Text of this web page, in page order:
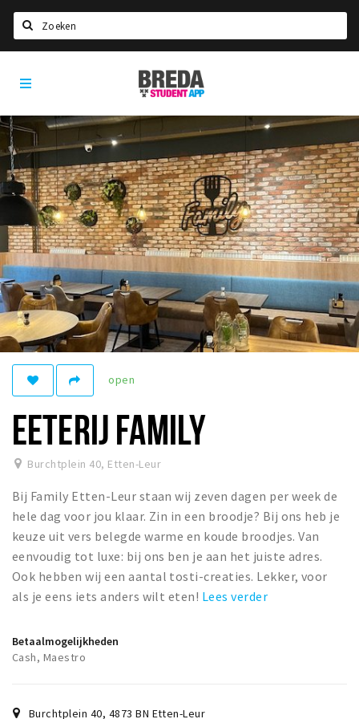
HOME
STUDEREN
Voel je thuis in Breda | GoodMood
Welkom in Breda
Studentenverenigingen
Studentenraad
Studentenroutes
New in town? Check FAQ!
WONEN
Woonruimte
Inschrijven gemeente
Zorgverzekering
Huisarts en eerste hulp
Q&A
KORTING
Breda Student Shop
Draai aan het rad!
VRIJE TIJD
Nieuws
Bezienswaardigheden
Breda
Student
open
EETERIJ FAMILY
Burchtplein 40, Etten-Leur
Bij Family Etten-Leur staan wij zeven dagen per week de
hele dag voor jou klaar. Zin in een broodje? Bij ons heb je
keuze uit vers belegde warme en koude broodjes. Van
eenvoudig tot luxe: bij ons ben je aan het juiste adres.
Ook hebben wij een aantal tosti-creaties. Lekker, voor
als je eens iets anders wilt eten! Lees verder
Betaalmogelijkheden
Cash, Maestro
Burchtplein 40, 4873 BN Etten-Leur